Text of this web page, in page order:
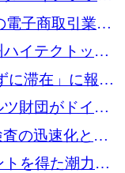
5,000 万ドルを
電子商取引業務
るために 200
イテクトップ
に滞在」に報酬
財団がドイツ
に2,000万ユー
上げる
の迅速化と抗
ポンドを寄付
トを得た潮力発